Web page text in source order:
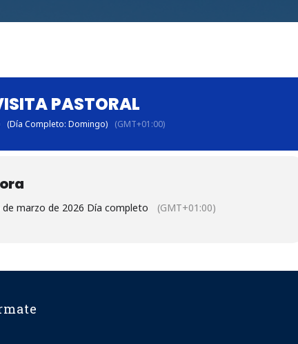
PASTORAL
(Día Completo: Domingo) (GMT+01:00)
de marzo de 2026 Día completo (GMT+01:00)